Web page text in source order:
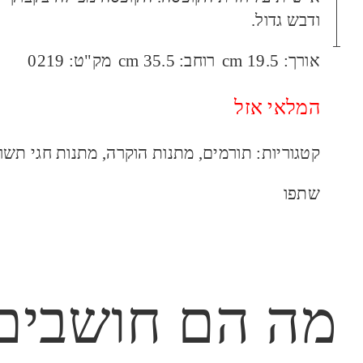
ודבש גדול.
אורך: 19.5 cm רוחב: 35.5 cm מק"ט: 0219
המלאי אזל
קטגוריות: תורמים, מתנות הוקרה, מתנות חגי
שתפו
מה הם